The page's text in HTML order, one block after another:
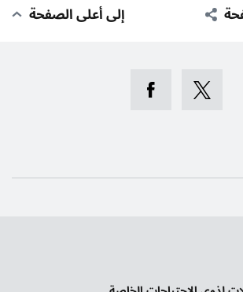
إلى أعلى الصفحة